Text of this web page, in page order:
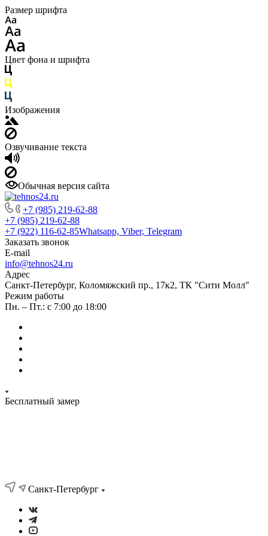
Размер шрифта
Цвет фона и шрифта
Изображения
Озвучивание текста
Обычная версия сайта
+7 (985) 219-62-88
+7 (985) 219-62-88
+7 (922) 116-62-85Whatsapp, Viber, Telegram
Заказать звонок
E-mail
info@tehnos24.ru
Адрес
Санкт-Петербург, Коломяжский пр., 17к2, ТК "Сити Молл"
Режим работы
Пн. – Пт.: с 7:00 до 18:00
Бесплатный замер
Санкт-Петербург